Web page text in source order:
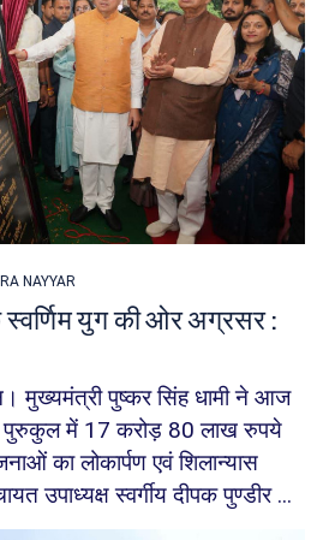
NAYYAR
युग की ओर अग्रसर :
पुष्कर सिंह धामी ने आज
पुरुकुल में 17 करोड़ 80 लाख रुपये
का लोकार्पण एवं शिलान्यास
उपाध्यक्ष स्वर्गीय दीपक पुण्डीर ...